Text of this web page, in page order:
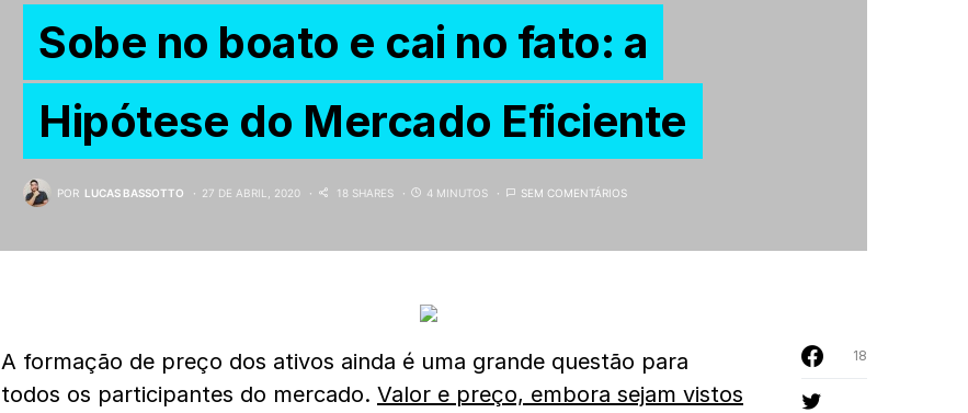
Sobe no boato e cai no fato: a
Hipótese do Mercado Eficiente
POR LUCAS BASSOTTO 27 DE ABRIL, 2020 18 SHARES 4 MINUTOS SEM COMENTÁRIOS
18
A formação de preço dos ativos ainda é uma grande questão para
todos os participantes do mercado. Valor e preço, embora sejam vistos